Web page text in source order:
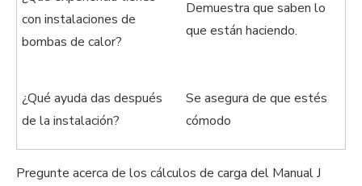
con instalaciones de
bombas de calor?
Demuestra que saben lo
que están haciendo.
¿Qué ayuda das después
de la instalación?
Se asegura de que estés
cómodo
Pregunte acerca de los cálculos de carga del Manual J